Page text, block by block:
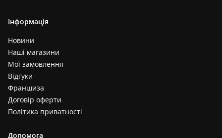
Інформація
Новини
Наші магазини
Мої замовлення
Відгуки
Франшиза
Договір оферти
Політика приватності
Допомога